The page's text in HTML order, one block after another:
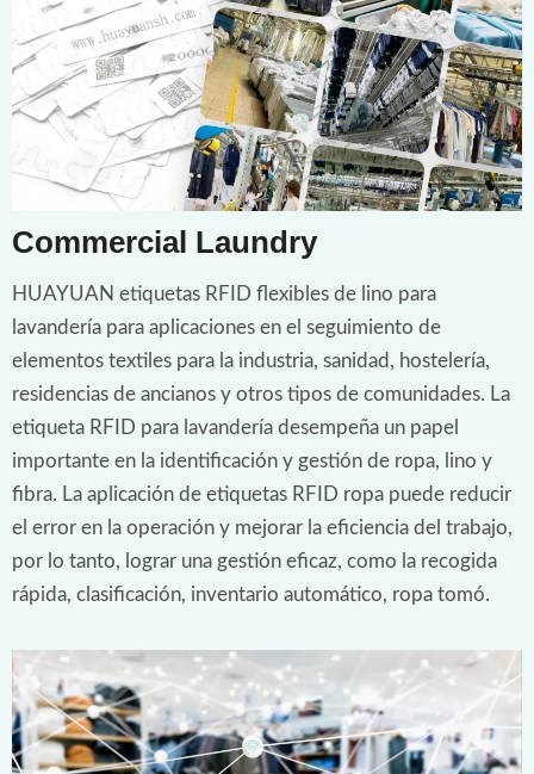
Commercial Laundry
HUAYUAN etiquetas RFID flexibles de lino para
lavandería para aplicaciones en el seguimiento de
elementos textiles para la industria, sanidad, hostelería,
residencias de ancianos y otros tipos de comunidades. La
etiqueta RFID para lavandería desempeña un papel
importante en la identificación y gestión de ropa, lino y
fibra. La aplicación de etiquetas RFID ropa puede reducir
el error en la operación y mejorar la eficiencia del trabajo,
por lo tanto, lograr una gestión eficaz, como la recogida
rápida, clasificación, inventario automático, ropa tomó.